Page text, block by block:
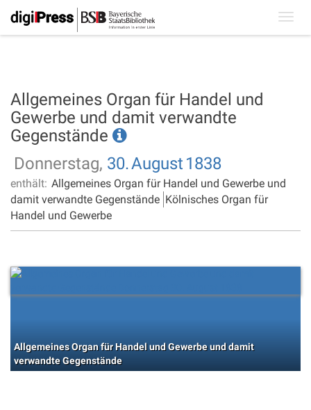
Allgemeines Organ für Handel und
Gewerbe und damit verwandte
Gegenstände
Donnerstag, 30.August 1838
enthält: Allgemeines Organ für Handel und Gewerbe und
damit verwandte Gegenstände Kölnisches Organ für
Handel und Gewerbe
Allgemeines Organ für Handel und Gewerbe und damit
verwandte Gegenstände